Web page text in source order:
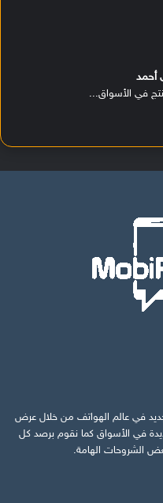
أحمد
في الأسواق...
في عالم الهواتف من خلال عرض
في الأسواق كما نقوم برصد كل
الشروحات الهامة.